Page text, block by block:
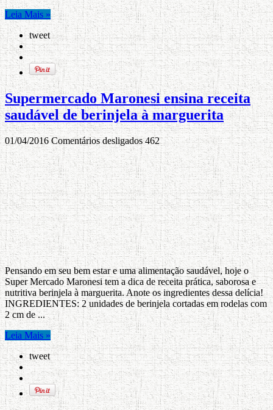
Leia Mais »
tweet
Supermercado Maronesi ensina receita
saudável de berinjela à marguerita
01/04/2016 Comentários desligados 462
Pensando em seu bem estar e uma alimentação saudável, hoje o
Super Mercado Maronesi tem a dica de receita prática, saborosa e
nutritiva berinjela à marguerita. Anote os ingredientes dessa delícia!
INGREDIENTES: 2 unidades de berinjela cortadas em rodelas com
2 cm de ...
Leia Mais »
tweet